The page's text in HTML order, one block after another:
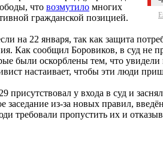
что возмутило многих
гражданской позицией.
на 22 января, так как защита
Как сообщил Боровиков, в суд не
были оскорблены тем, что
настаивает, чтобы эти люди
присутствовал у входа в суд и
заседание из-за новых правил,
требовали пропустить их и